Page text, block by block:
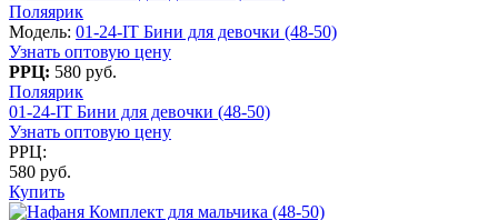
Поляярик
Модель: 01-24-IT Бини для девочки (48-50)
Узнать оптовую цену
РРЦ: 580 руб.
Поляярик
01-24-IT Бини для девочки (48-50)
Узнать оптовую цену
РРЦ:
580 руб.
Купить